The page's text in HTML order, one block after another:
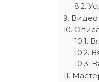
Видео